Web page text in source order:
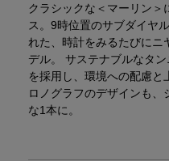
クラシックな＜マーリン＞
ス。9時位置のサブダイヤ
れた、時計をみるたびにニ
デル。 サステナブルなタ
を採用し、環境への配慮と
ロノグラフのデザインも、
な1本に。